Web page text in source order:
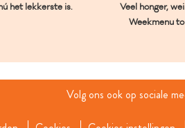
het lekkerste is.
Veel honger,
Weekmenu
Volg ons ook op sociale